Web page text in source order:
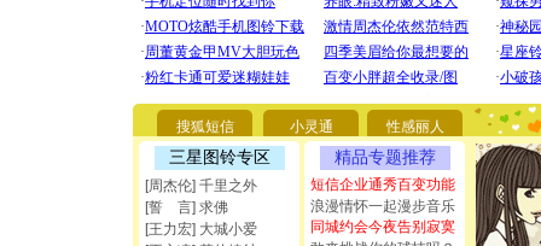
搜狐短信 小灵通 性感丽人
三星图铃专区
[周杰伦] 千里之外
[誓 言] 求佛
[王力宏] 大城小爱
精品专题推荐
短信企业通秀百变功能
浪漫情怀一起漫步音乐
同城约会今夜告别寂寞
[圣诞节]
你太多
要平安！
[圣诞节]
能正大光
都要快乐
[圣诞节]
如意,快
[元旦]看